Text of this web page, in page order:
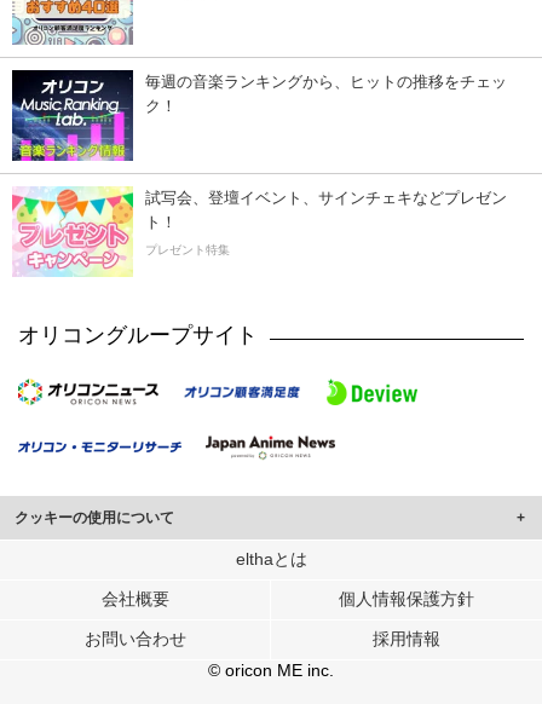
毎週の音楽ランキングから、ヒットの推移をチェッ
ク！
試写会、登壇イベント、サインチェキなどプレゼン
ト！
プレゼント特集
オリコングループサイト
クッキーの使用について
このサイトでは Cookie を使用して、ユーザーに合わせたコンテンツや広告の
行っています。
メディアや広告配信、データ解析の各パートナーに提供しています。
各パートナーは、この情報とユーザーが各パートナーに提供した他の情報や、
ユーザーが各パートナーのサービスを使用したときに収集した他の情報を組み
elthaとは
会社概要 個人情報保護方針
お問い合わせ
採用情報
© oricon ME inc.